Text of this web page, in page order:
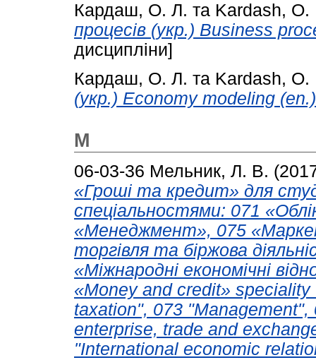
Кардаш, О. Л. та Kardash, O.
процесів (укр.) Business
дисципліни]
Кардаш, О. Л. та Kardash, O.
(укр.) Economy modeling
М
06-03-36 Мельник, Л. В.
«Гроші та кредит» для
спеціальностями: 071
«Менеджмент», 075
торгівля та біржова
«Міжнародні економічні
«Money and credit»
taxation", 073
enterprise, trade and
"International economic